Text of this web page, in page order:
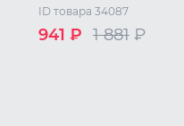
ID товара 34087
941 ₽ 1 881 ₽